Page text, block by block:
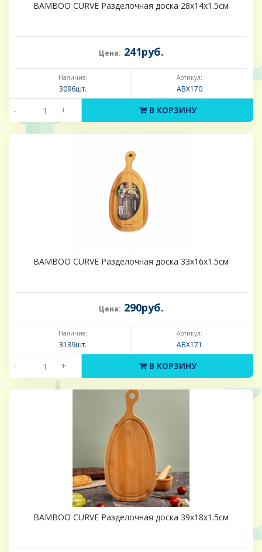
BAMBOO CURVE Разделочная доска 28x14x1.5см
Цена: 241руб.
Наличие:
3096шт.
Артикул:
ABX170
- + В КОРЗИНУ
BAMBOO CURVE Разделочная доска 33х16х1.5см
Цена: 290руб.
Наличие:
3139шт.
Артикул:
ABX171
- + В КОРЗИНУ
BAMBOO CURVE Разделочная доска 39х18х1.5см